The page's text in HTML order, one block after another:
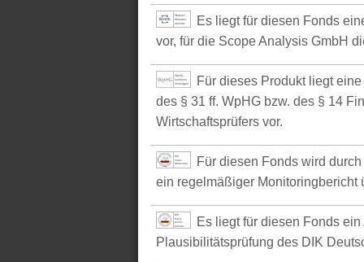
Es liegt für diesen Fonds
vor, für die Scope Analysis GmbH
Für dieses Produkt liegt
des § 31 ff. WpHG bzw. des § 14
Wirtschaftsprüfers vor.
Für diesen Fonds wird
ein regelmäßiger Monitoringbericht
Es liegt für diesen Fonds
Plausibilitätsprüfung des DIK